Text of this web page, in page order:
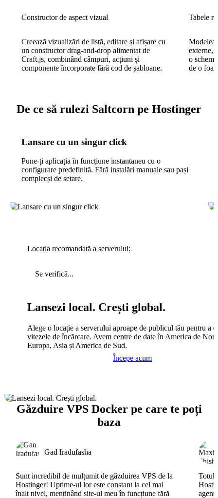
Constructor de aspect vizual
Creează vizualizări de listă, editare și afișare cu
un constructor drag-and-drop alimentat de
Craft.js, combinând câmpuri, acțiuni și
componente încorporate fără cod de șabloane.
Tabele
externe,
o
de o
De ce să rulezi Saltcorn pe Hostinger
Lansare cu un singur click
Pune-ți aplicația în funcțiune instantaneu cu o
configurare predefinită. Fără instalări manuale sau pași
complecși de setare.
Locația recomandată a serverului:
Se verifică...
Lansezi local. Crești global.
Alege o locație a serverului aproape de publicul tău pentru a
vitezele de încărcare. Avem centre de date în America de
Europa, Asia și America de Sud.
Începe acum
Găzduire VPS Docker pe care te poți
baza
Gad Iradufasha
Sunt incredibil de mulțumit de găzduirea VPS de la
Hostinger! Uptime-ul lor este constant la cel mai
înalt nivel, menținând site-ul meu în funcțiune fără
Totul